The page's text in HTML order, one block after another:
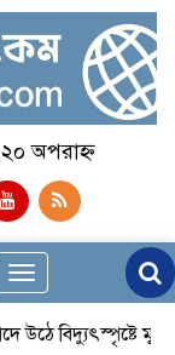
অপরাহ্ন
Toggle
navigation